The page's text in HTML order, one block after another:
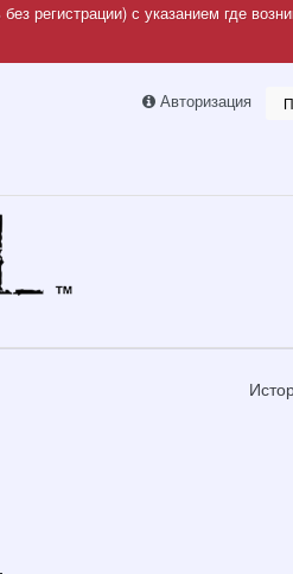
регистрации) с указанием где
Авторизация